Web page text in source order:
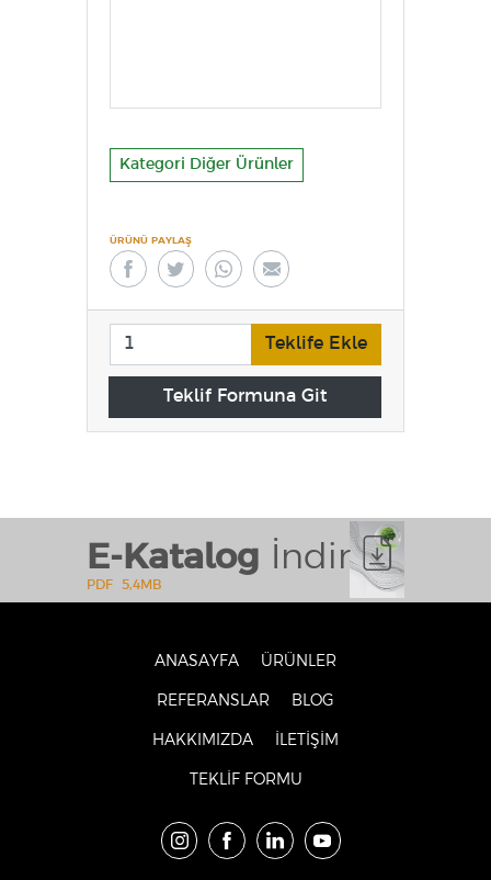
Kategori Diğer Ürünler
ÜRÜNÜ PAYLAŞ
Teklife Ekle
Teklif Formuna Git
E-Katalog İndir
PDF 5,4MB
ANASAYFA ÜRÜNLER
REFERANSLAR BLOG
HAKKIMIZDA İLETİŞİM
TEKLİF FORMU